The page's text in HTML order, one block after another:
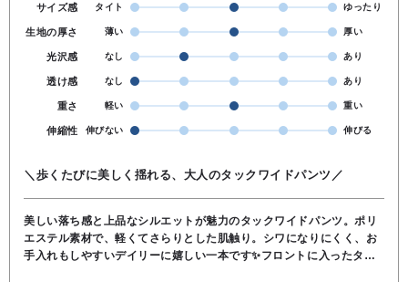
サイズ感 タイト ゆったり
生地の厚さ 薄い 厚い
光沢感 なし あり
透け感 なし あり
重さ 軽い 重い
伸縮性 伸びない 伸びる
＼歩くたびに美しく揺れる、大人のタックワイドパンツ／
美しい落ち感と上品なシルエットが魅力のタックワイドパンツ。ポリ
エステル素材で、軽くてさらりとした肌触り。シワになりにくく、お
手入れもしやすいデイリーに嬉しい一本です✨フロントに入ったタッ